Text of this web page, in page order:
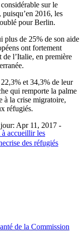
sur le
2016, les
pour Berlin.
plus de 25% de son aide
ont fortement
de l’Italie, en première
et 34,3% de leur
qui remporte la palme
à la crise migratoire,
réfugiés.
à accueillir les
Apr 11, 2017 -
crise des réfugiés
de la Commission